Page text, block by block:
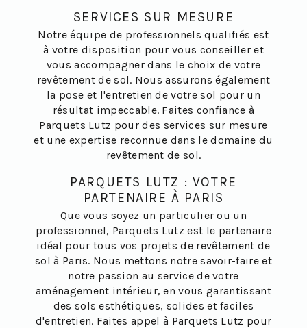
SERVICES SUR MESURE
Notre équipe de professionnels qualifiés est
à votre disposition pour vous conseiller et
vous accompagner dans le choix de votre
revêtement de sol. Nous assurons également
la pose et l'entretien de votre sol pour un
résultat impeccable. Faites confiance à
Parquets Lutz pour des services sur mesure
et une expertise reconnue dans le domaine du
revêtement de sol.
PARQUETS LUTZ : VOTRE
PARTENAIRE À PARIS
Que vous soyez un particulier ou un
professionnel, Parquets Lutz est le partenaire
idéal pour tous vos projets de revêtement de
sol à Paris. Nous mettons notre savoir-faire et
notre passion au service de votre
aménagement intérieur, en vous garantissant
des sols esthétiques, solides et faciles
d'entretien. Faites appel à Parquets Lutz pour